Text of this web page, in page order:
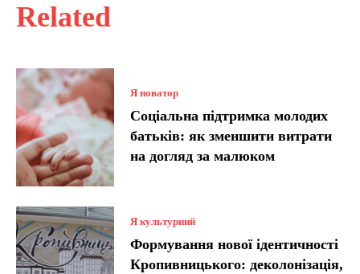
Related
Я новатор
Соціальна підтримка молодих
батьків: як зменшити витрати
на догляд за малюком
Я культурний
Формування нової ідентичності
Кропивницького: деколонізація,